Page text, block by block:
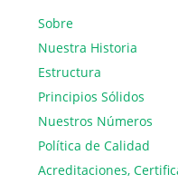
Sobre
Nuestra Historia
Estructura
Principios Sólidos
Nuestros Números
Política de Calidad
Acreditaciones,